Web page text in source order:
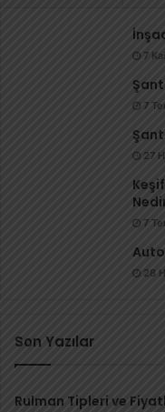
7
7
27
7
28
Son Yazılar
Rulman Tipleri ve